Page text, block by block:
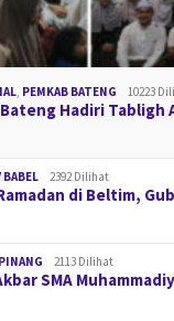
PEMKAB BATENG 10223
Hadiri Tabligh
BABEL 2392 Dilihat
di Beltim,
2113 Dilihat
SMA